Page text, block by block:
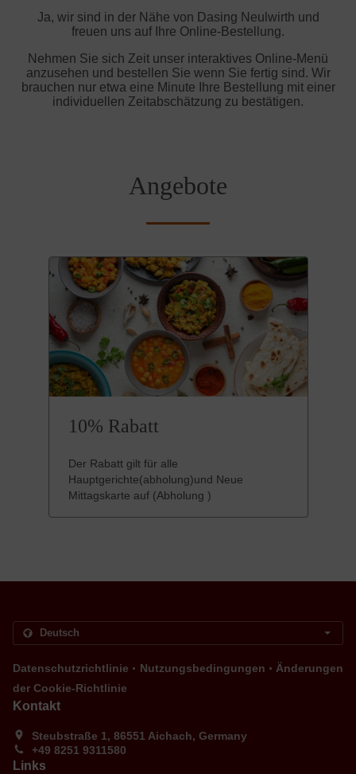
Ja, wir sind in der Nähe von Dasing Neulwirth und
freuen uns auf Ihre Online-Bestellung.
Nehmen Sie sich Zeit unser interaktives Online-Menü
anzusehen und bestellen Sie wenn Sie fertig sind. Wir
brauchen nur etwa eine Minute Ihre Bestellung mit einer
individuellen Zeitabschätzung zu bestätigen.
Angebote
10% Rabatt
Der Rabatt gilt für alle
Hauptgerichte(abholung)und Neue
Mittagskarte auf (Abholung )
Datenschutzrichtlinie . Nutzungsbedingungen . Änderungen
der Cookie-Richtlinie
Kontakt
Steubstraße 1, 86551 Aichach, Germany
+49 8251 9311580
Links